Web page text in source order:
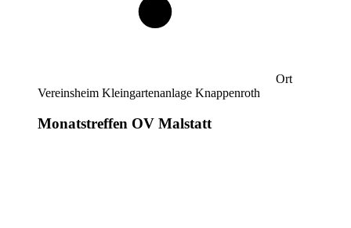
Ort
Vereinsheim Kleingartenanlage Knappenroth
Monatstreffen OV Malstatt